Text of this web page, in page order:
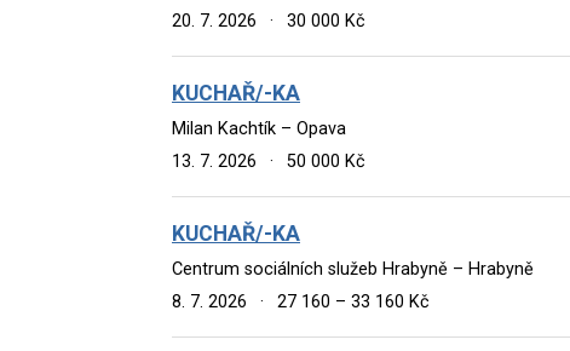
20. 7. 2026
· 30 000 Kč
KUCHAŘ/-KA
Milan Kachtík – Opava
13. 7. 2026
· 50 000 Kč
KUCHAŘ/-KA
Centrum sociálních služeb Hrabyně – Hrabyně
8. 7. 2026
· 27 160 – 33 160 Kč